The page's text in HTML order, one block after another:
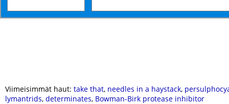
Viimeisimmät haut: take that, needles in a haystack,
lymantrids, determinates, Bowman-Birk protease inhibitor